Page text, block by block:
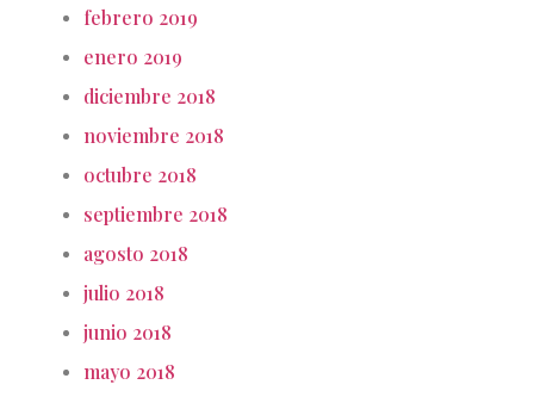
febrero 2019
enero 2019
diciembre 2018
noviembre 2018
octubre 2018
septiembre 2018
agosto 2018
julio 2018
junio 2018
mayo 2018